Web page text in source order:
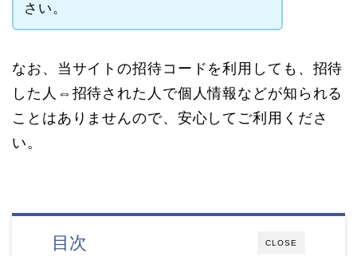
さい。
なお、当サイトの招待コードを利用しても、招待
した人⇔招待された人で個人情報などが知られる
ことはありませんので、安心してご利用くださ
い。
CLOSE
目次